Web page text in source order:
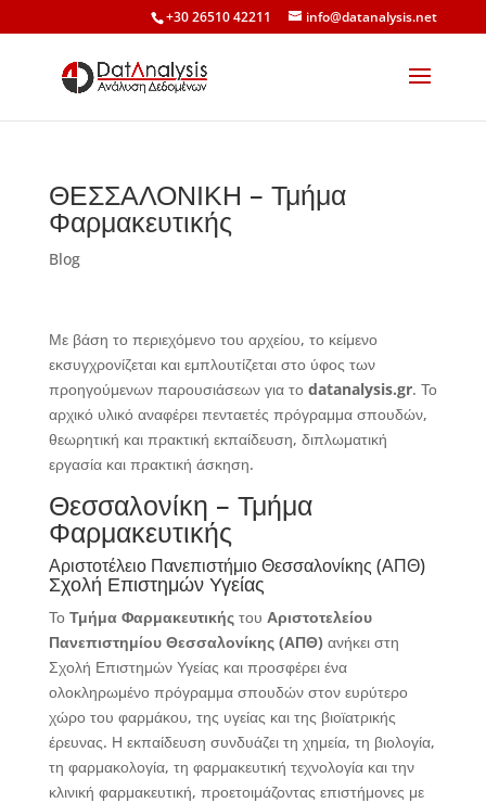
+30 26510 42211 info@datanalysis.net
ΘΕΣΣΑΛΟΝΙΚΗ – Τμήμα
Φαρμακευτικής
Blog
Με βάση το περιεχόμενο του αρχείου, το κείμενο
εκσυγχρονίζεται και εμπλουτίζεται στο ύφος των
προηγούμενων παρουσιάσεων για το datanalysis.gr. Το
αρχικό υλικό αναφέρει πενταετές πρόγραμμα σπουδών,
θεωρητική και πρακτική εκπαίδευση, διπλωματική
εργασία και πρακτική άσκηση.
Θεσσαλονίκη – Τμήμα
Φαρμακευτικής
Αριστοτέλειο Πανεπιστήμιο Θεσσαλονίκης (ΑΠΘ)
Σχολή Επιστημών Υγείας
Το Τμήμα Φαρμακευτικήςτου Αριστοτελείου
Πανεπιστημίου Θεσσαλονίκης (ΑΠΘ) ανήκει στη
Σχολή Επιστημών Υγείας και προσφέρει ένα
ολοκληρωμένο πρόγραμμα σπουδών στον ευρύτερο
χώρο του φαρμάκου, της υγείας και της βιοϊατρικής
έρευνας. Η εκπαίδευση συνδυάζει τη χημεία, τη βιολογία,
τη φαρμακολογία, τη φαρμακευτική τεχνολογία και την
κλινική φαρμακευτική, προετοιμάζοντας επιστήμονες με